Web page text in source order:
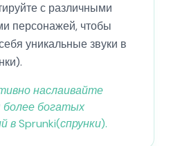
с различными
персонажей, чтобы
уникальные звуки в
наслаивайте
более богатых
в Sprunki(спрунки).